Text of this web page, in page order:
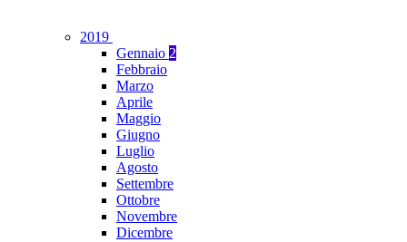
2019
Gennaio 2
Febbraio
Marzo
Aprile
Maggio
Giugno
Luglio
Agosto
Settembre
Ottobre
Novembre
Dicembre